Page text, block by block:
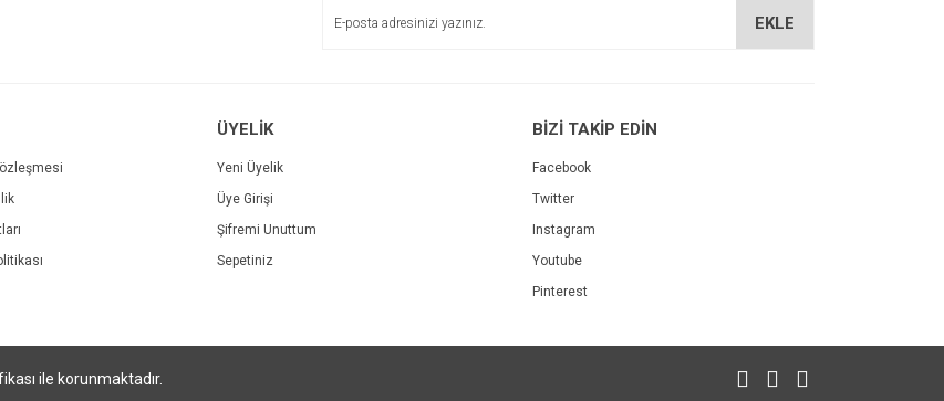
EKLE
ÜYELİK
Yeni Üyelik
Üye Girişi
Şifremi Unuttum
Sepetiniz
BİZİ TAKİP EDİN
Facebook
Twitter
Instagram
Youtube
Pinterest
ile korunmaktadır.